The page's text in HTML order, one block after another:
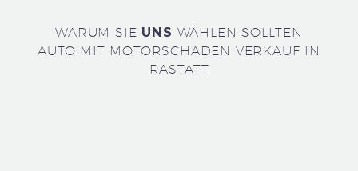
WARUM SIE UNS WÄHLEN SOLLTEN
AUTO MIT MOTORSCHADEN VERKAUF IN
RASTATT